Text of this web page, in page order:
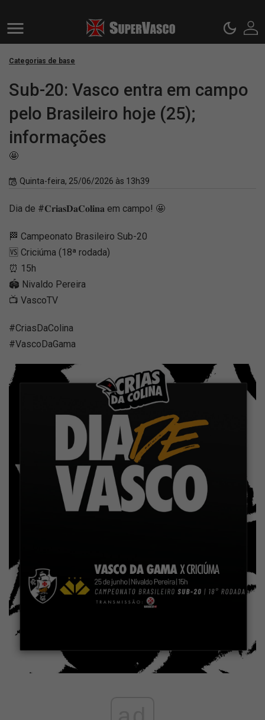
Categorias de base
Sub-20: Vasco entra em campo
pelo Brasileiro hoje (25);
informações
🤩
Quinta-feira, 25/06/2026 às 13h39
Dia de #𝐂𝐫𝐢𝐚𝐬𝐃𝐚𝐂𝐨𝐥𝐢𝐧𝐚 em campo! 🤩
🏁 Campeonato Brasileiro Sub-20
🆚 Criciúma (18ª rodada)
⏰ 15h
🏟️ Nivaldo Pereira
📺 VascoTV
#CriasDaColina
#VascoDaGama